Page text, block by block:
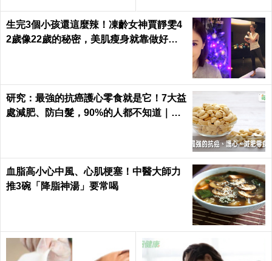
生完3個小孩還這麼辣！凍齡女神賈靜雯4
2歲像22歲的秘密，美肌瘦身就靠做好這3
研究：最強的抗癌護心零食就是它！7大益
處減肥、防白髮，90%的人都不知道｜每
血脂高小心中風、心肌梗塞！中醫大師力
推3碗「降脂神湯」要常喝